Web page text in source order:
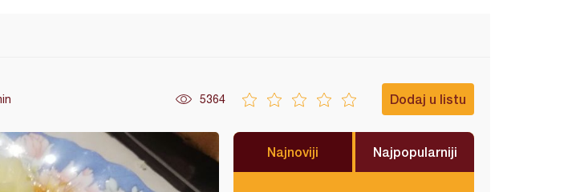
5364 Dodaj u listu
Najnoviji Najpopularniji